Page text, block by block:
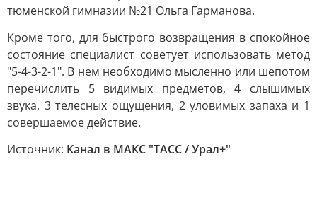
тюменской гимназии №21 Ольга Гарманова.
Кроме того, для быстрого возвращения в спокойное
состояние специалист советует использовать метод
"5-4-3-2-1". В нем необходимо мысленно или шепотом
перечислить 5 видимых предметов, 4 слышимых
звука, 3 телесных ощущения, 2 уловимых запаха и 1
совершаемое действие.
Источник: Канал в МАКС "ТАСС / Урал+"